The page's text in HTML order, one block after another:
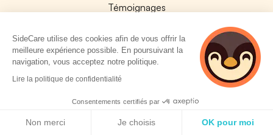
Témoignages
Mentions légales
CGU & RGPD
Cookies
NOS APPS
App Store
SideCare utilise des cookies afin de vous offrir la
meilleure expérience possible. En poursuivant la
navigation, vous acceptez notre politique.
Lire la politique de confidentialité
Consentements certifiés par
Non merci Je choisis OK pour moi
2 personnes
consultent
actuellement cette